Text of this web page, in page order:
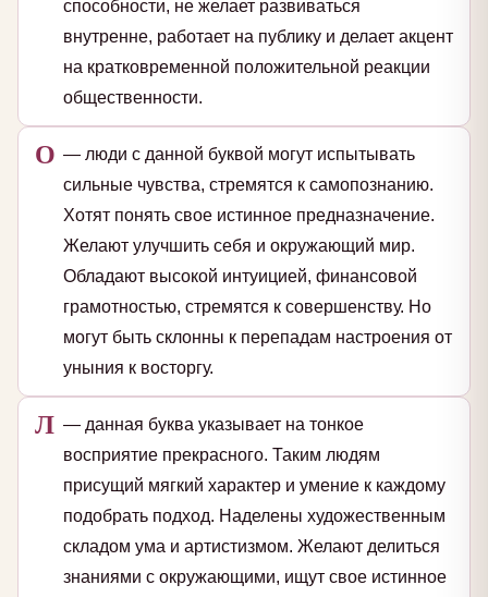
способности, не желает развиваться
внутренне, работает на публику и делает акцент
на кратковременной положительной реакции
общественности.
О — люди с данной буквой могут испытывать
сильные чувства, стремятся к самопознанию.
Хотят понять свое истинное предназначение.
Желают улучшить себя и окружающий мир.
Обладают высокой интуицией, финансовой
грамотностью, стремятся к совершенству. Но
могут быть склонны к перепадам настроения от
уныния к восторгу.
Л — данная буква указывает на тонкое
восприятие прекрасного. Таким людям
присущий мягкий характер и умение к каждому
подобрать подход. Наделены художественным
складом ума и артистизмом. Желают делиться
знаниями с окружающими, ищут свое истинное